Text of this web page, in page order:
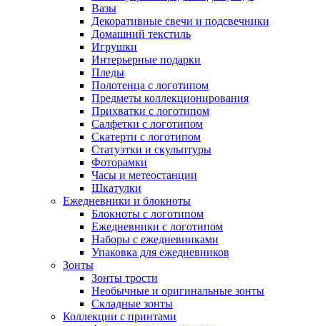
Вазы
Декоративные свечи и подсвечники
Домашний текстиль
Игрушки
Интерьерные подарки
Пледы
Полотенца с логотипом
Предметы коллекционирования
Прихватки с логотипом
Салфетки с логотипом
Скатерти с логотипом
Статуэтки и скульптуры
Фоторамки
Часы и метеостанции
Шкатулки
Ежедневники и блокноты
Блокноты с логотипом
Ежедневники с логотипом
Наборы с ежедневниками
Упаковка для ежедневников
Зонты
Зонты трости
Необычные и оригинальные зонты
Складные зонты
Коллекции с принтами